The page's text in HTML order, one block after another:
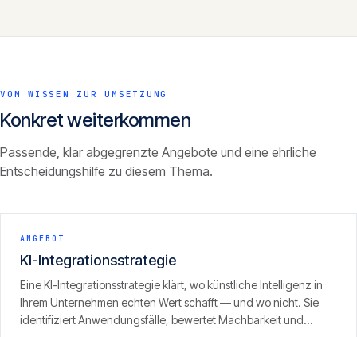
VOM WISSEN ZUR UMSETZUNG
Konkret weiterkommen
Passende, klar abgegrenzte Angebote und eine ehrliche
Entscheidungshilfe zu diesem Thema.
ANGEBOT
KI-Integrationsstrategie
Eine KI-Integrationsstrategie klärt, wo künstliche Intelligenz in
Ihrem Unternehmen echten Wert schafft — und wo nicht. Sie
identifiziert Anwendungsfälle, bewertet Machbarkeit und